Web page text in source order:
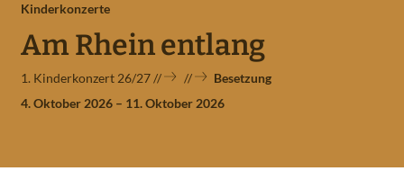
NIEDERRHEINISCHE SINFONIKER ÖFFNEN
MEDIEN ÖFFNEN
Kinderkonzerte
Am Rhein entlang
1. Kinderkonzert 26/27
Besetzung
4. Oktober 2026 – 11. Oktober 2026